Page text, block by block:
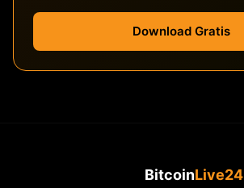
Download Gratis
BitcoinLive24